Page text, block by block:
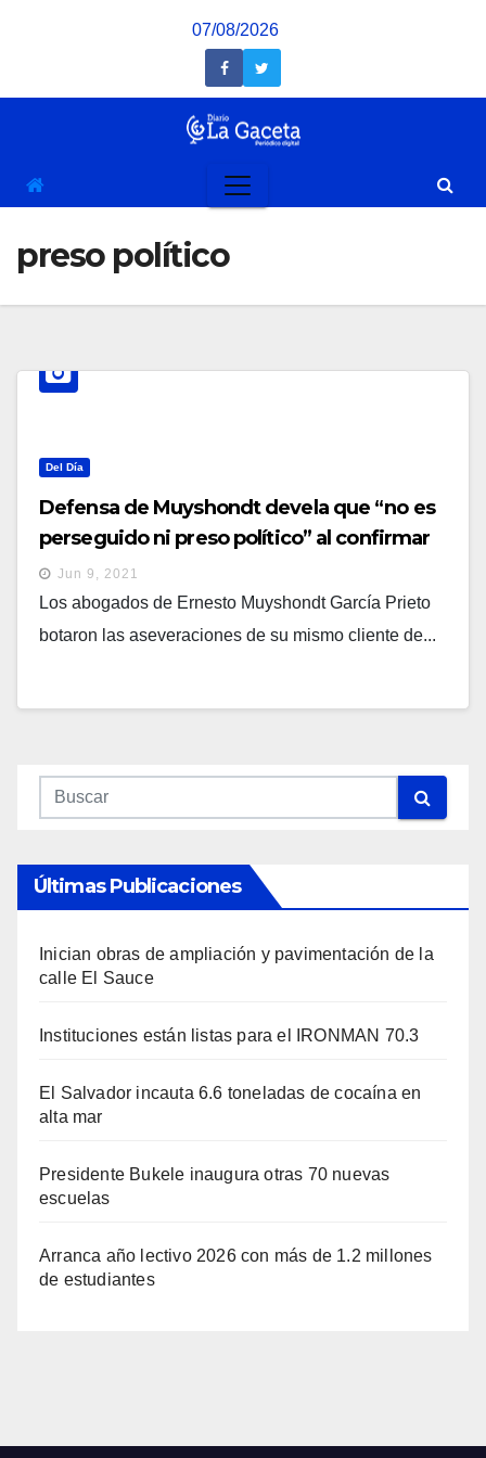
07/08/2026
preso político
Del Día
Defensa de Muyshondt devela que “no es
perseguido ni preso político” al confirmar
que no entregó a Hacienda retenciones de
sus trabajadores
Jun 9, 2021
Los abogados de Ernesto Muyshondt García Prieto
botaron las aseveraciones de su mismo cliente de...
Últimas Publicaciones
Inician obras de ampliación y pavimentación de la
calle El Sauce
Instituciones están listas para el IRONMAN 70.3
El Salvador incauta 6.6 toneladas de cocaína en
alta mar
Presidente Bukele inaugura otras 70 nuevas
escuelas
Arranca año lectivo 2026 con más de 1.2 millones
de estudiantes